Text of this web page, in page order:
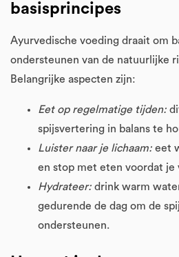
basisprincipes
Ayurvedische voeding draait om
ondersteunen van de natuurlijke
Belangrijke aspecten zijn:
Eet op regelmatige tijden:
spijsvertering in balans te
Luister naar je lichaam: eet
en stop met eten voordat je
Hydrateer: drink warm
gedurende de dag om de
ondersteunen.